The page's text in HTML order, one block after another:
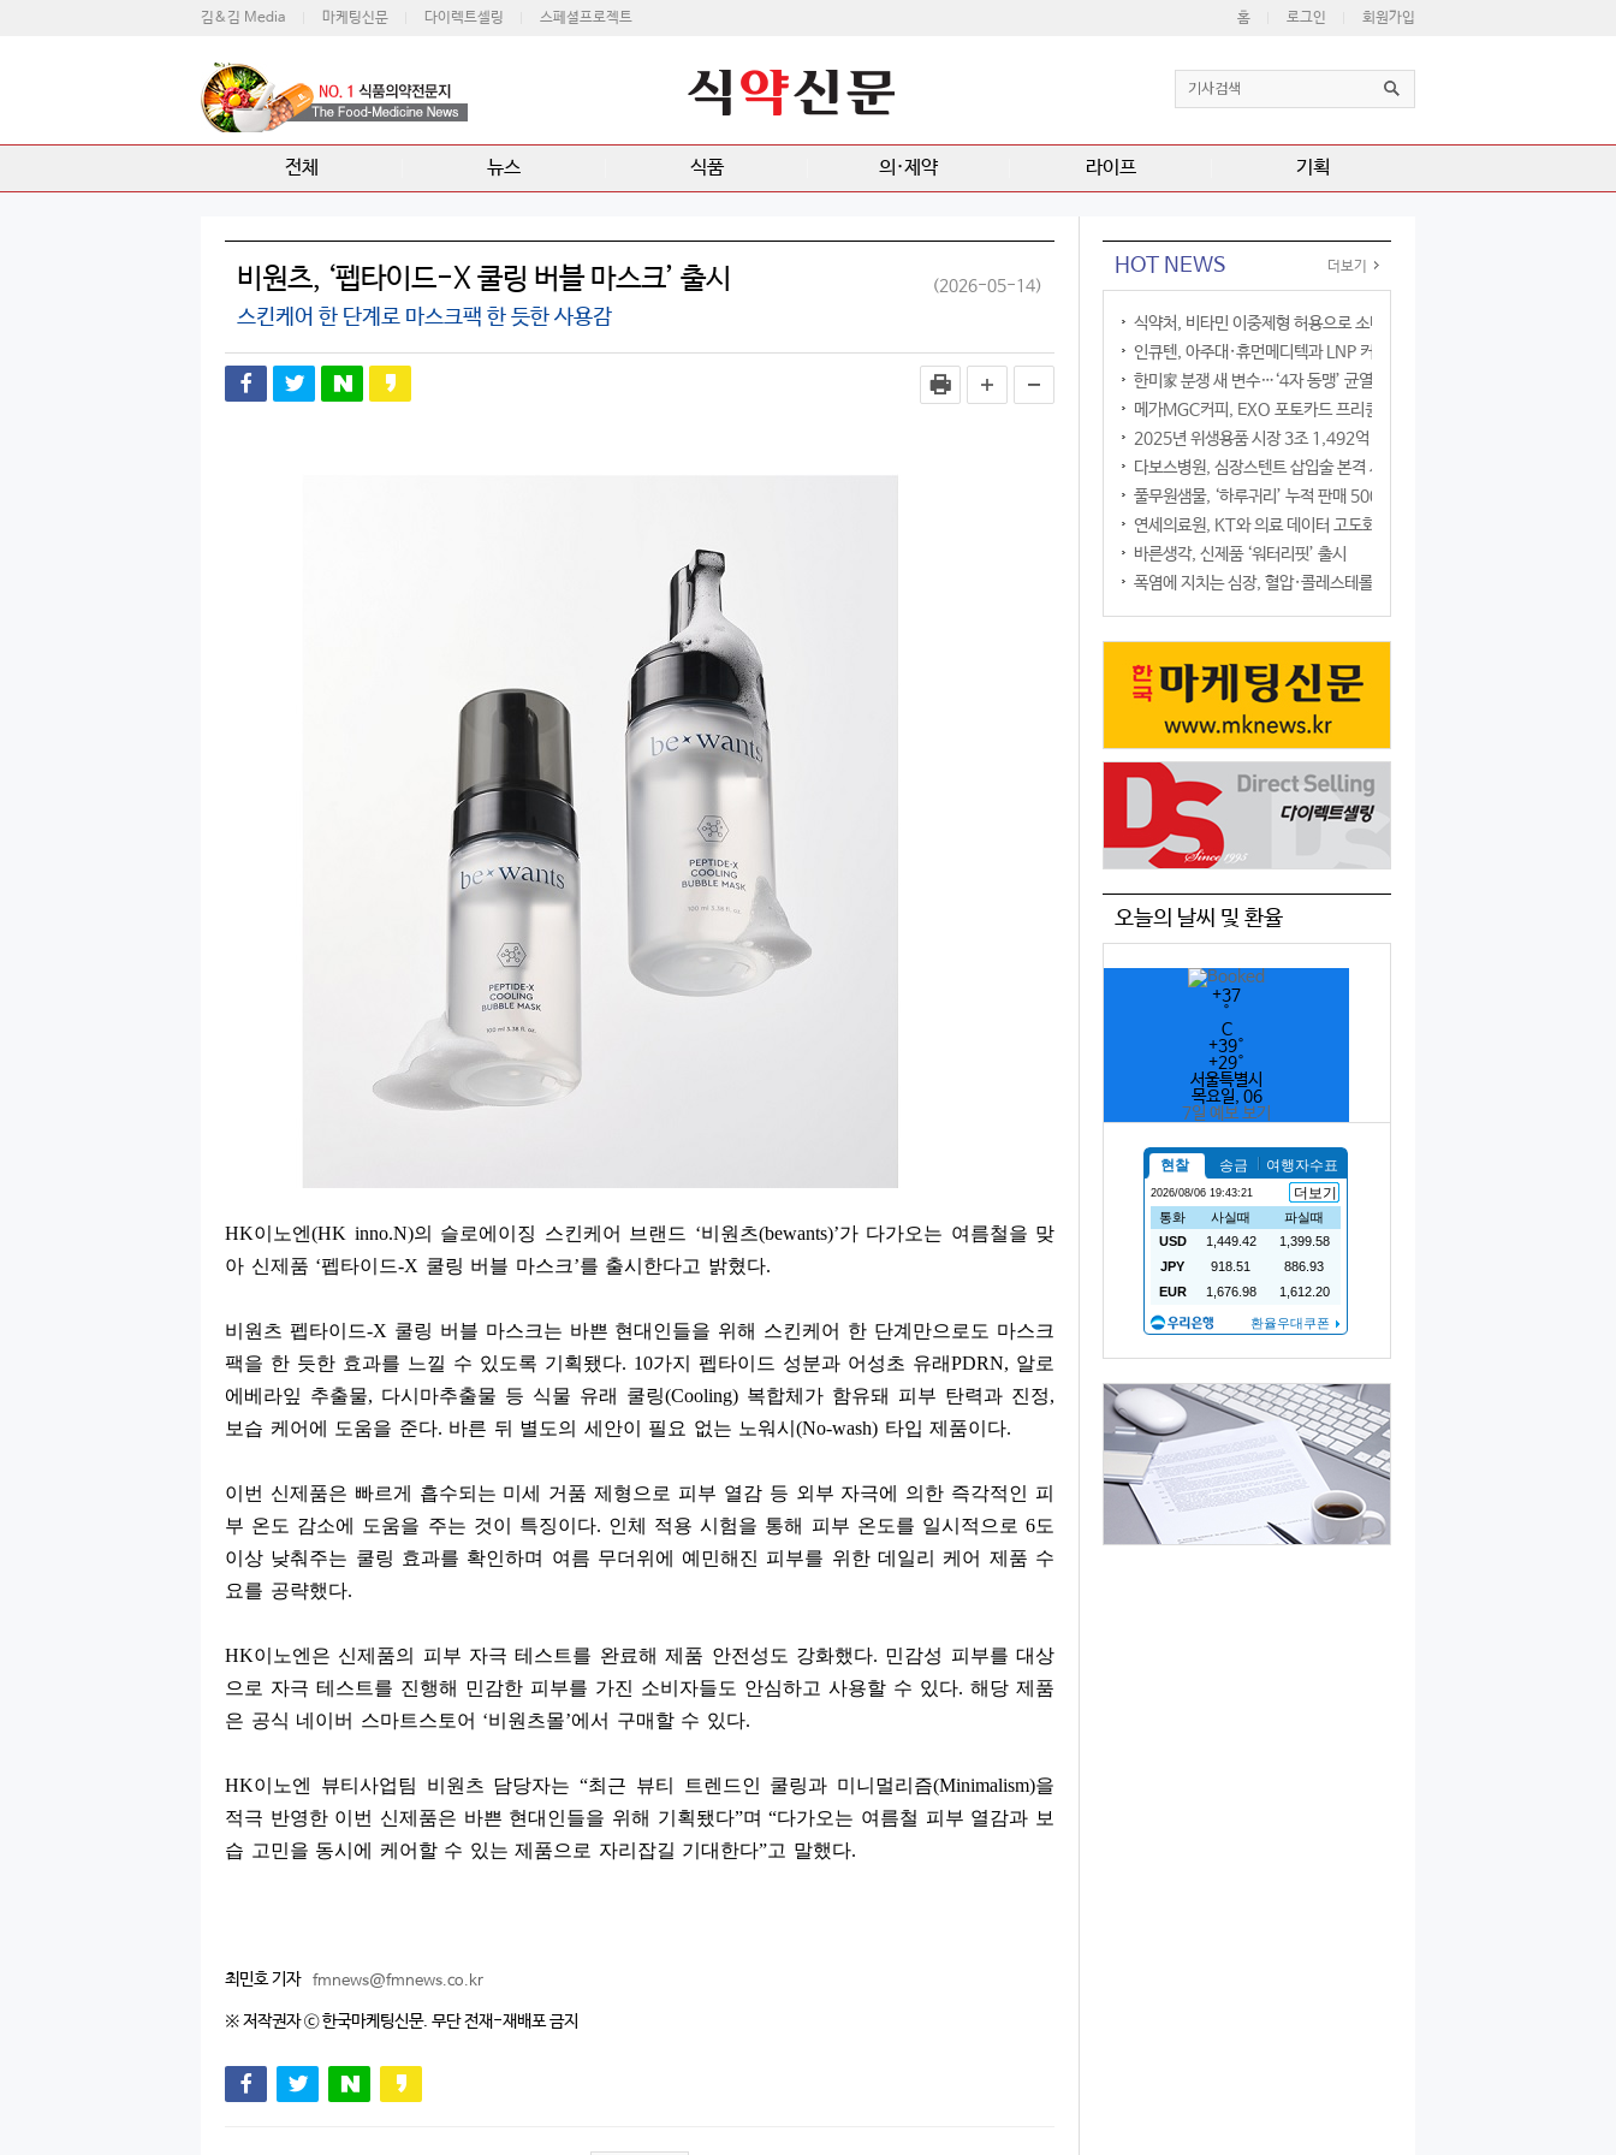
김&김 Media 마케팅신문 다이렉트셀링 스페셜프로젝트 홈 로그인 회원가입
전체 뉴스 식품 의·제약 라이프 기획
비원츠, ‘펩타이드-X 쿨링 버블 마스크’ 출시 (2026-05-14)
스킨케어 한 단계로 마스크팩 한 듯한 사용감
HK이노엔 (HK inno.N)의 슬로에이징 스킨케어 브랜드 ‘비원츠(bewants)’가 다가오는 여름철을 맞
아 신제품 ‘펩타이드-X 쿨링 버블 마스크’를 출시한다고 밝혔다.
비원츠 펩타이드-X 쿨링 버블 마스크는 바쁜 현대인들을 위해 스킨케어 한 단계만으로도 마스크
팩을 한 듯한 효과를 느낄 수 있도록 기획됐다. 10가지 펩타이드 성분과 어성초 유래PDRN, 알로
에베라잎 추출물, 다시마추출물 등 식물 유래 쿨링(Cooling) 복합체가 함유돼 피부 탄력과 진정,
보습 케어에 도움을 준다. 바른 뒤 별도의 세안이 필요 없는 노워시 (No-wash) 타입 제품이다.
이번 신제품은 빠르게 흡수되는 미세 거품 제형으로 피부 열감 등 외부 자극에 의한 즉각적인 피
부 온도 감소에 도움을 주는 것이 특징이다. 인체 적용 시험을 통해 피부 온도를 일시적으로6도
이상 낮춰주는 쿨링 효과를 확인하며 여름 무더위에 예민해진 피부를 위한 데일리 케어 제품 수
요를 공략했다.
HK이노엔은 신제품의 피부 자극 테스트를 완료해 제품 안전성도 강화했다. 민감성 피부를 대상
으로 자극 테스트를 진행해 민감한 피부를 가진 소비자들도 안심하고 사용할 수 있다. 해당 제품
은 공식 네이버 스마트스토어 ‘비원츠몰’에서 구매할 수 있다.
HK이노엔 뷰티사업팀 비원츠 담당자는 “최근 뷰티 트렌드인 쿨링과 미니멀리즘(Minimalism)을
적극 반영한 이번 신제품은 바쁜 현대인들을 위해 기획됐다”며“다가오는 여름철 피부 열감과 보
습 고민을 동시에 케어할 수 있는 제품으로 자리잡길 기대한다”고 말했다.
최민호 기자 fmnews@fmnews.co.kr
※ 저작권자 ⓒ 한국마케팅신문. 무단 전재-재배포 금지
HOT NEWS 더보기
식약처, 비타민 이중제형 허용으로 소비자 선택권 확대
인큐텐, 아주대·휴먼메디텍과 LNP 커큐민 공동연구
한미家 분쟁 새 변수…‘4자 동맹’ 균열 현실화
메가MGC커피, EXO 포토카드 프리퀀시 이벤트
2025년 위생용품 시장 3조 1,492억 원
다보스병원, 심장스텐트 삽입술 본격 시행
풀무원샘물, ‘하루귀리’ 누적 판매 500만 병 돌파
연세의료원, KT와 의료 데이터 고도화 협력
바른생각, 신제품 ‘워터리핏’ 출시
폭염에 지치는 심장, 혈압·콜레스테롤만 챙기면 될까?
오늘의 날씨 및 환율
+37
°
C
+39°
+29°
서울특별시
목요일, 06
7일 예보 보기